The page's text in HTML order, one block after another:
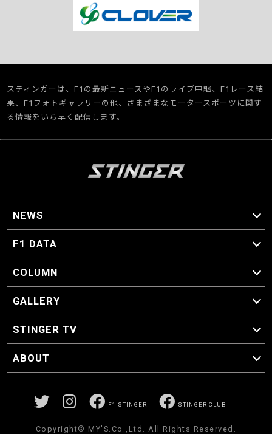
スティンガーは、F1の最新ニュースやF1のライブ中継、F1レース結
果、F1フォトギャラリーの他、さまざまなモータースポーツに関す
る情報をいち早く配信します。
NEWS
F1 ニュース
F1 DATA
F1 日程
F1 データ
COLUMN
マイ・ワンダフル・サーキット
スクーデリア・一方通行
F1に燃え、ゴルフに泣く日々。
スティングくんの部屋
GALLERY
GALLERY
STINGER TV
STINGER TV
ABOUT
F1 STINGER STINGER CLUB
Copyright© MY'S.Co.,Ltd. All Rights Reserved.